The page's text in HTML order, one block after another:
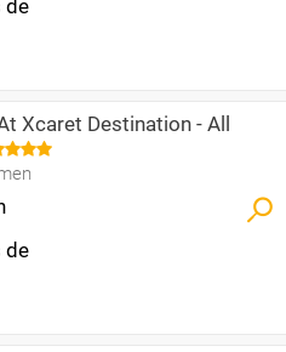
Xcaret Destination - All